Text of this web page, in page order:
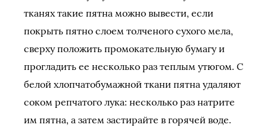
тканях такие пятна можно вывести, если
покрыть пятно слоем толченого сухого мела,
сверху по­ложить промокательную бумагу и
прогладить ее несколько раз теплым утюгом. С
белой хлопчатобумажной ткани пятна удаляют
соком репчатого лука: несколько раз натрите
им пятна, а затем застирайте в горячей воде.